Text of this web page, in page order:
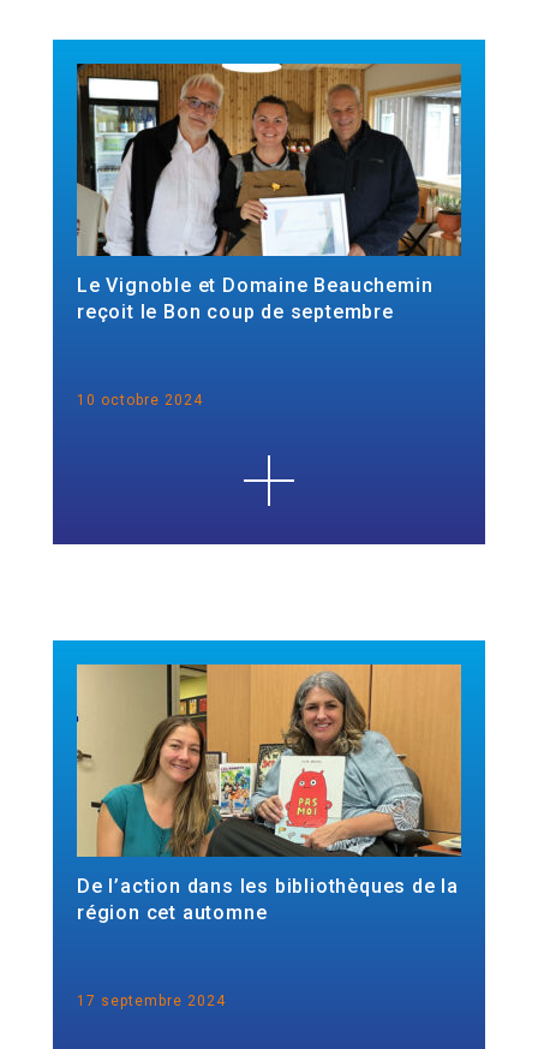
Le Vignoble et Domaine Beauchemin
reçoit le Bon coup de septembre
10 octobre 2024
De l’action dans les bibliothèques de la
région cet automne
17 septembre 2024